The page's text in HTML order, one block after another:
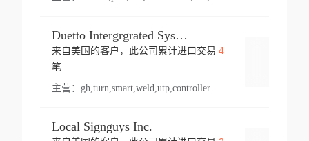
Duetto Intergrgrated Systems Inc.
来自美国的客户，此公司累计进口交易 4
笔
主营： gh,turn,smart,weld,utp,controller
Local Signguys Inc.